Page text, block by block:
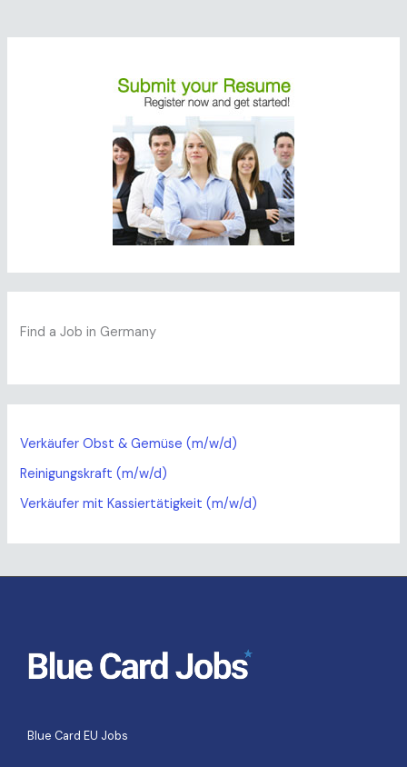
Find a Job in Germany
Verkäufer Obst & Gemüse (m/w/d)
Reinigungskraft (m/w/d)
Verkäufer mit Kassiertätigkeit (m/w/d)
Blue Card EU Jobs